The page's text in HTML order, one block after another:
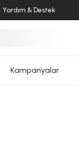
Yardım & Destek
Kampanyalar